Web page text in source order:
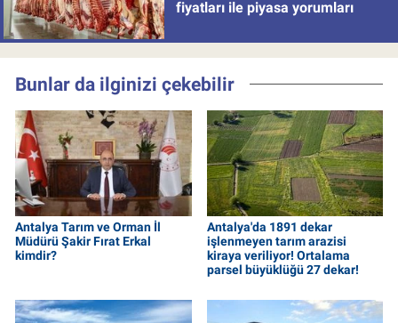
fiyatları ile piyasa yorumları
Bunlar da ilginizi çekebilir
Antalya Tarım ve Orman İl
Müdürü Şakir Fırat Erkal
kimdir?
Antalya'da 1891 dekar
işlenmeyen tarım arazisi
kiraya veriliyor! Ortalama
parsel büyüklüğü 27 dekar!